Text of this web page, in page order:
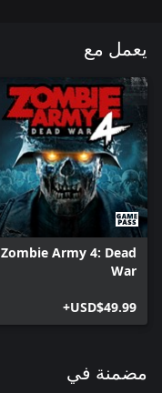
يعمل مع
Zombie Army 4: Dead
War
USD$49.99+
مضمنة في